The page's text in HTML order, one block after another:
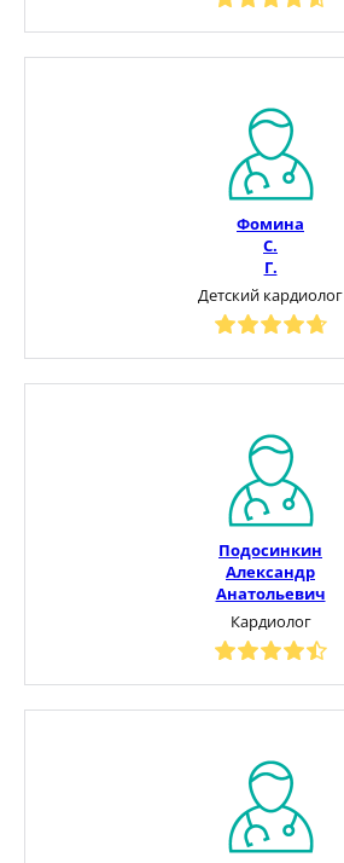
Фомина
С.
Г.
Детский кардиолог
Подосинкин
Александр
Анатольевич
Кардиолог